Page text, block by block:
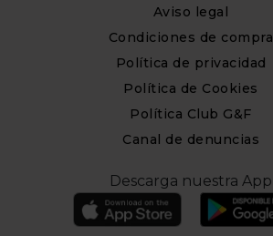
Aviso legal
Condiciones de compra
Política de privacidad
Política de Cookies
Política Club G&F
Canal de denuncias
Descarga nuestra App